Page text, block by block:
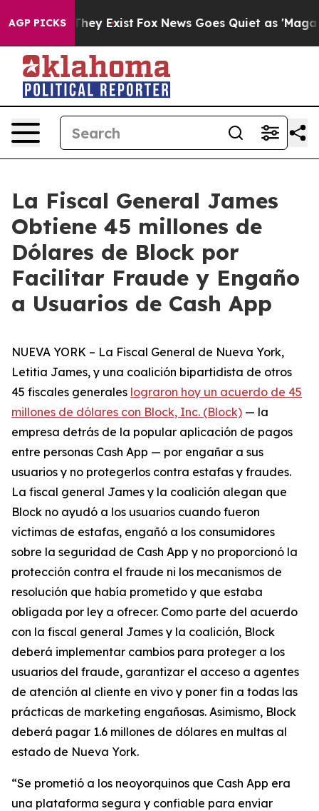
AGP PICKS
Proof They Exist Fox News Goes Quiet as 'Maga
La Fiscal General James
Obtiene 45 millones de
Dólares de Block por
Facilitar Fraude y Engaño
a Usuarios de Cash App
NUEVA YORK – La Fiscal General de Nueva York,
Letitia James, y una coalición bipartidista de otros
45 fiscales generales lograron hoy un acuerdo de 45
millones de dólares con Block, Inc. (Block) — la
empresa detrás de la popular aplicación de pagos
entre personas Cash App — por engañar a sus
usuarios y no protegerlos contra estafas y fraudes.
La fiscal general James y la coalición alegan que
Block no ayudó a los usuarios cuando fueron
víctimas de estafas, engañó a los consumidores
sobre la seguridad de Cash App y no proporcionó la
protección contra el fraude ni los mecanismos de
resolución que había prometido y que estaba
obligada por ley a ofrecer. Como parte del acuerdo
con la fiscal general James y la coalición, Block
deberá implementar cambios para proteger a los
usuarios del fraude, garantizar el acceso a agentes
de atención al cliente en vivo y poner fin a todas las
prácticas de marketing engañosas. Asimismo, Block
deberá pagar 1.6 millones de dólares en multas al
estado de Nueva York.
“Se prometió a los neoyorquinos que Cash App era
una plataforma segura y confiable para enviar